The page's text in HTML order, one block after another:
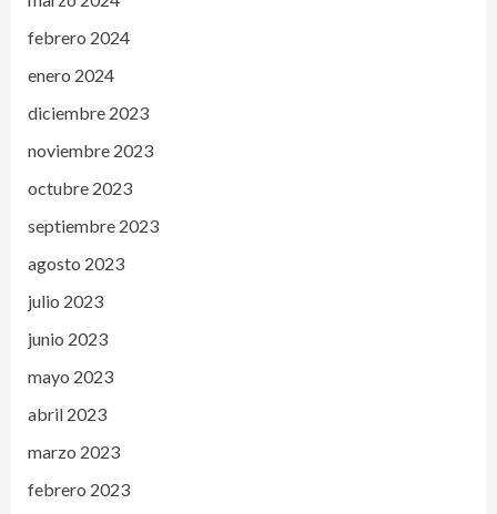
febrero 2024
enero 2024
diciembre 2023
noviembre 2023
octubre 2023
septiembre 2023
agosto 2023
julio 2023
junio 2023
mayo 2023
abril 2023
marzo 2023
febrero 2023